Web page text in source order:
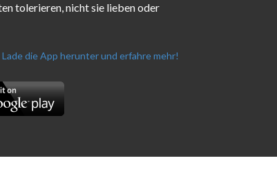
tolerieren, nicht sie lieben oder
Lade die App herunter und erfahre mehr!